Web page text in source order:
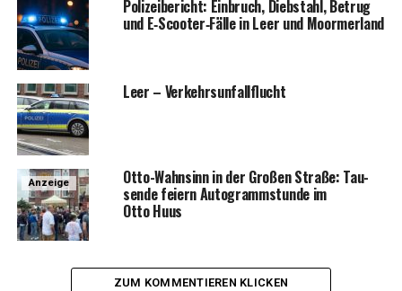
Poli­zei­be­richt: Ein­bruch, Dieb­stahl, Betrug
und E‑Scooter‑Fälle in Leer und Moormerland
Leer – Verkehrsunfallflucht
Anzeige Otto-Wahn­sinn in der Gro­ßen Stra­ße: Tau­
sen­de fei­ern Auto­gramm­stun­de im
Otto Huus
ZUM KOMMENTIEREN KLICKEN